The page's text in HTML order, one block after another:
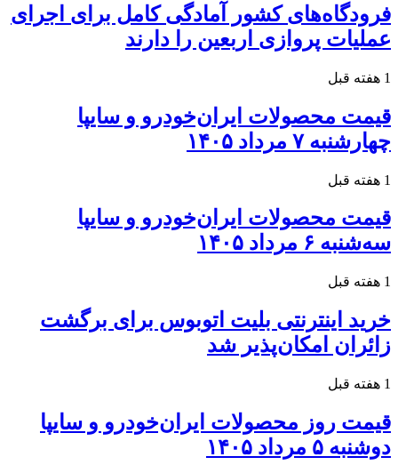
فرودگاه‌های کشور آمادگی کامل برای اجرای
عملیات پروازی اربعین را دارند
1 هفته قبل
قیمت محصولات ایران‌خودرو و سایپا
چهارشنبه ۷ مرداد ۱۴۰۵
1 هفته قبل
قیمت محصولات ایران‌خودرو و سایپا
سه‌شنبه ۶ مرداد ۱۴۰۵
1 هفته قبل
خرید اینترنتی بلیت اتوبوس برای برگشت
زائران امکان‌پذیر شد
1 هفته قبل
قیمت روز محصولات ایران‌خودرو و سایپا
دوشنبه ۵ مرداد ۱۴۰۵